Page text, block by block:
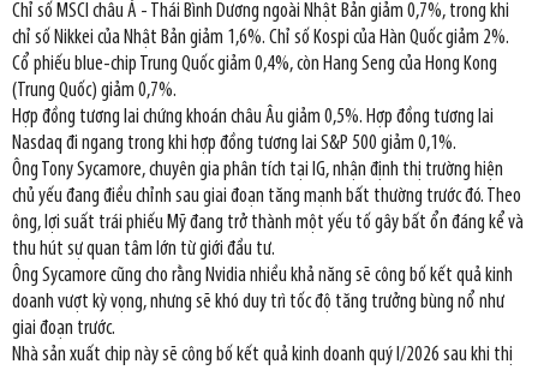
Chỉ số MSCI châu Á - Thái Bình Dương ngoài Nhật Bản giảm 0,7%, trong khi
chỉ số Nikkei của Nhật Bản giảm 1,6%. Chỉ số Kospi của Hàn Quốc giảm 2%.
Cổ phiếu blue-chip Trung Quốc giảm 0,4%, còn Hang Seng của Hong Kong
(Trung Quốc) giảm 0,7%.
Hợp đồng tương lai chứng khoán châu Âu giảm 0,5%. Hợp đồng tương lai
Nasdaq đi ngang trong khi hợp đồng tương lai S&P 500 giảm 0,1%.
Ông Tony Sycamore, chuyên gia phân tích tại IG, nhận định thị trường hiện
chủ yếu đang điều chỉnh sau giai đoạn tăng mạnh bất thường trước đó. Theo
ông, lợi suất trái phiếu Mỹ đang trở thành một yếu tố gây bất ổn đáng kể và
thu hút sự quan tâm lớn từ giới đầu tư.
Ông Sycamore cũng cho rằng Nvidia nhiều khả năng sẽ công bố kết quả kinh
doanh vượt kỳ vọng, nhưng sẽ khó duy trì tốc độ tăng trưởng bùng nổ như
giai đoạn trước.
Nhà sản xuất chip này sẽ công bố kết quả kinh doanh quý I/2026 sau khi thị